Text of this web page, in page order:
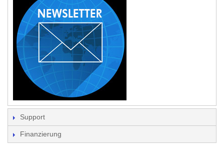
Support
Finanzierung